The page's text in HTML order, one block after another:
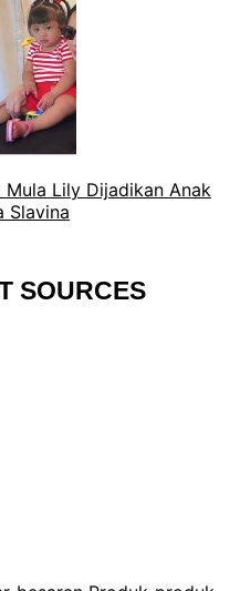
Lily Dijadikan Anak
Slavina
SOURCES